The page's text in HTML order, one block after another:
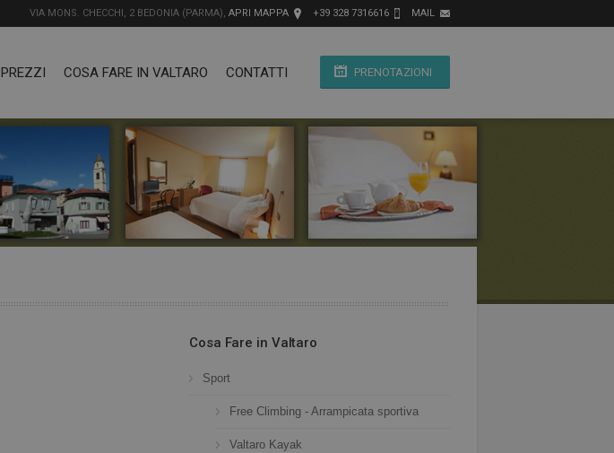
VIA MONS. CHECCHI, 2 BEDONIA (PARMA), APRI MAPPA +39 328 7316616 MAIL
PRENOTAZIONI
PREZZI COSA FARE IN VALTARO CONTATTI
Cosa Fare in Valtaro
Sport
Free Climbing - Arrampicata sportiva
Valtaro Kayak